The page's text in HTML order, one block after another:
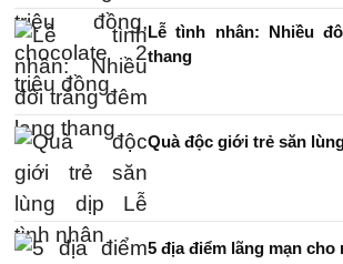
Lễ tình nhân: Nhiều
thang
Quà độc giới trẻ săn
5 địa điểm lãng mạn cho